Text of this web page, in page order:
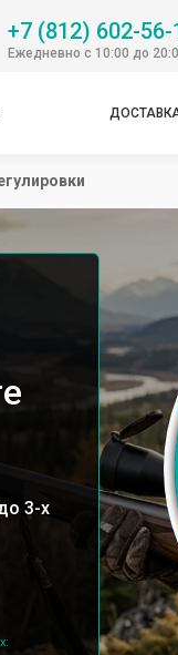
+7 (812) 602-56-
Ежедневно с 10:00 до
3-х